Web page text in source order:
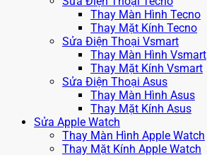
Thay Màn Hình Tecno
Thay Mặt Kính Tecno
Sửa Điện Thoại Vsmart
Thay Màn Hình Vsmart
Thay Mặt Kính Vsmart
Sửa Điện Thoại Asus
Thay Màn Hình Asus
Thay Mặt Kính Asus
Sửa Apple Watch
Thay Màn Hình Apple Watch
Thay Mặt Kính Apple Watch